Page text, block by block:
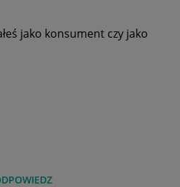
jako konsument czy jako